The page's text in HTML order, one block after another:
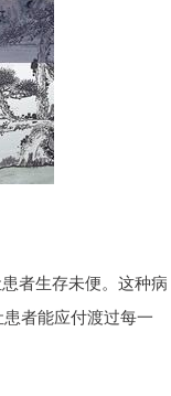
者生存未便。这种病
者能应付渡过每一